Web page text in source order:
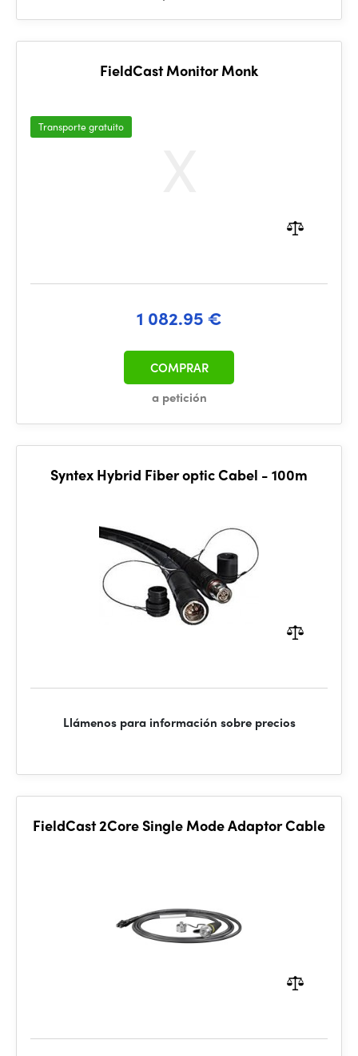
FieldCast Monitor Monk
Transporte gratuito
1 082.95 €
a petición
COMPRAR
Syntex Hybrid Fiber optic Cabel - 100m
Llámenos para información sobre precios
FieldCast 2Core Single Mode Adaptor Cable